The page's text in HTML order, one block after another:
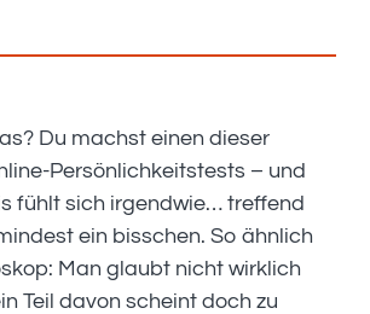
Du machst einen dieser
Persönlichkeitstests – und
fühlt sich irgendwie… treffend
ein bisschen. So ähnlich
Man glaubt nicht wirklich
Teil davon scheint doch zu